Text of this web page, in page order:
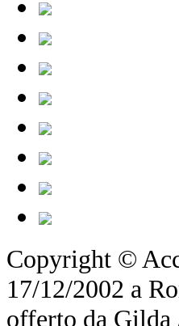
Copyright ©
17/12/2002 a
offerto da